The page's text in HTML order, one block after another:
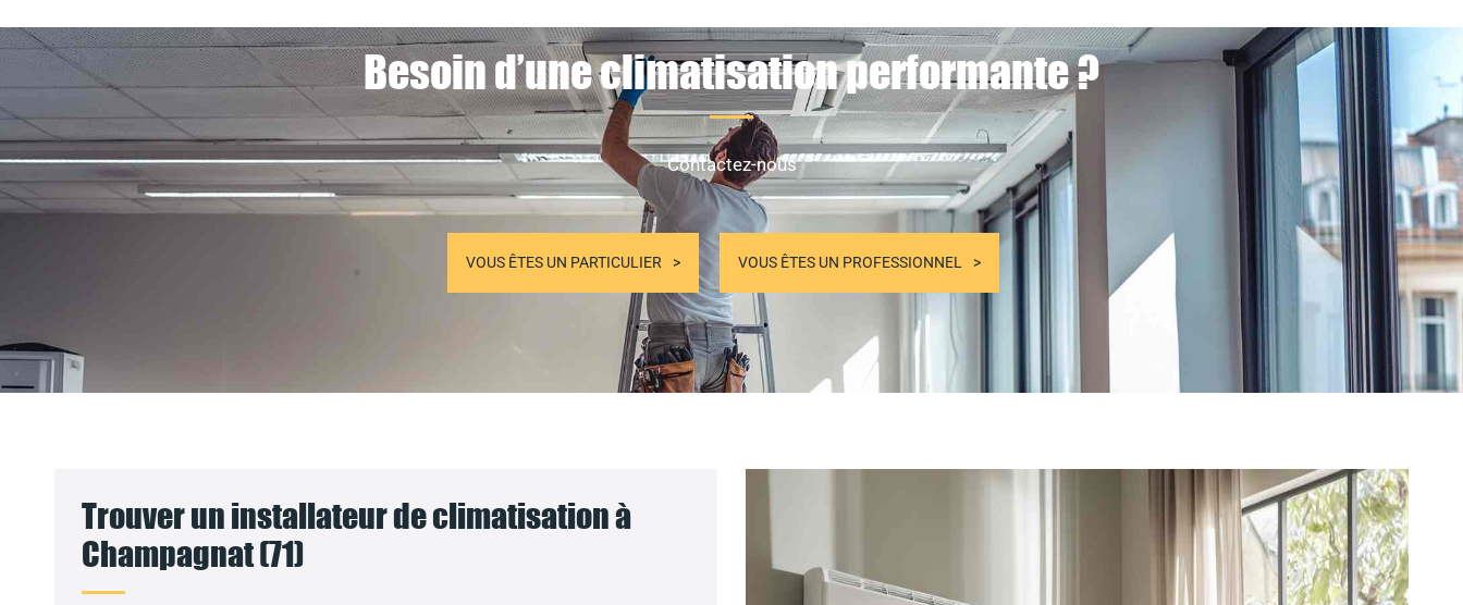
Besoin d’une climatisation performante ?
Contactez-nous
VOUS ÊTES UN PARTICULIER VOUS ÊTES UN PROFESSIONNEL
Trouver un installateur de climatisation à
Champagnat (71)